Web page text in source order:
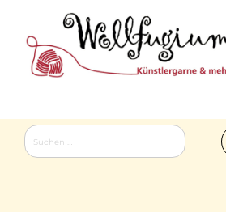
content
Suchen
nach: